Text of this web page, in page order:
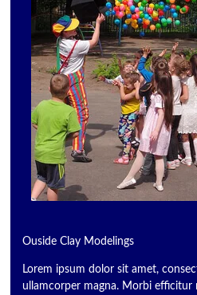
Ouside Clay Modelings
Lorem ipsum dolor sit amet,
ullamcorper magna. Morbi